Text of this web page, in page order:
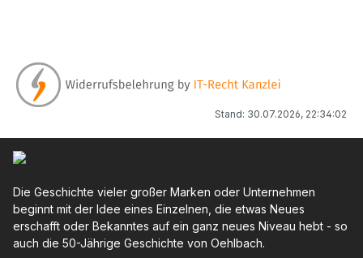
Stand: 30.07.2026, 22:34:02
Die Geschichte vieler großer Marken oder Unternehmen
beginnt mit der Idee eines Einzelnen, die etwas Neues
erschafft oder Bekanntes auf ein ganz neues Niveau hebt - so
auch die 50-Jährige Geschichte von Oehlbach.